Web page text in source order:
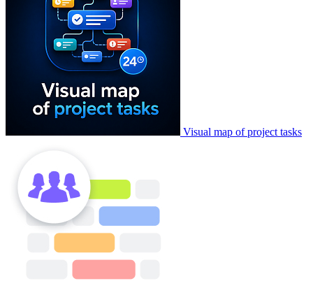
Visual map of project tasks